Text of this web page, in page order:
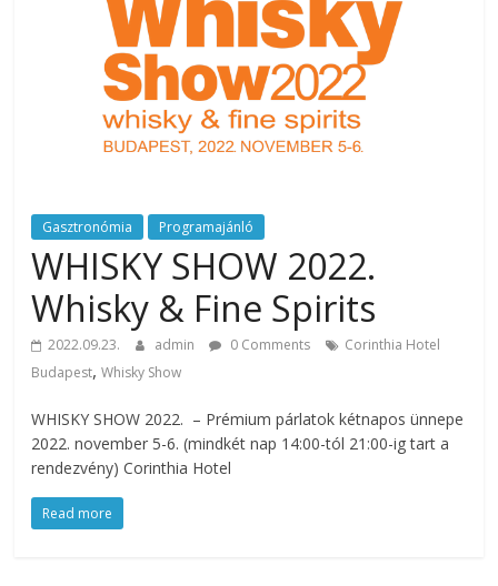
rendezvény
Rendezvények,
rendezvénytechnika,
rendezvényeszközök,
rendezvénygasztronómia,
úgy
profi
rendezvényszervező
mint
céges
rendezvények
szervezőinek,
vagy
Gasztronómia Programajánló
WHISKY SHOW 2022.
Whisky & Fine Spirits
2022.09.23. admin 0 Comments
Corinthia Hotel
Budapest,Whisky Show
WHISKY SHOW 2022. – Prémium párlatok kétnapos ünnepe
2022. november 5-6. (mindkét nap 14:00-tól 21:00-ig tart a
rendezvény) Corinthia Hotel
Read more